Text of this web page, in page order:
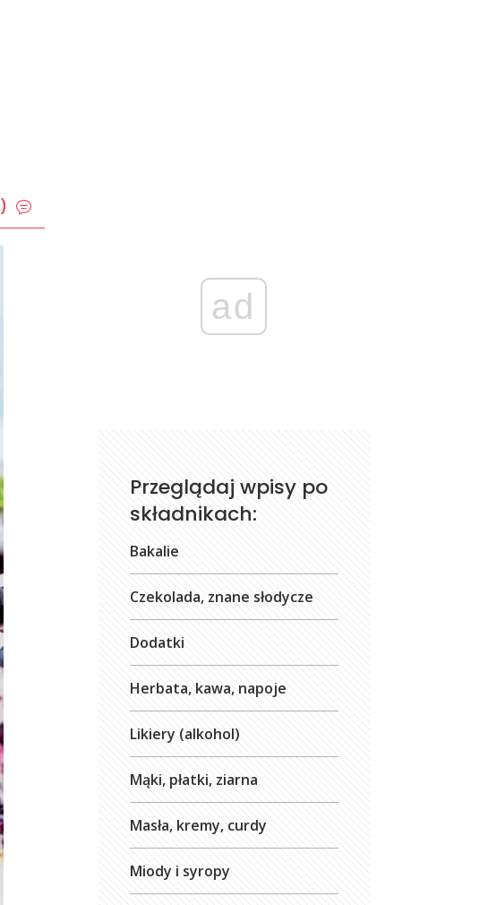
ad
Przeglądaj wpisy po
składnikach:
Bakalie
Czekolada, znane słodycze
Dodatki
Herbata, kawa, napoje
Likiery (alkohol)
Mąki, płatki, ziarna
Masła, kremy, curdy
Miody i syropy